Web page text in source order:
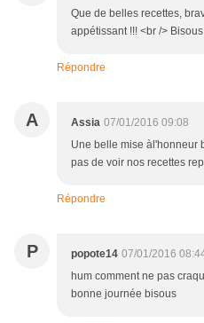
Que de belles recettes,
appétissant !!! <br /> Bisous
Répondre
A Assia 07/01/2016 09:08
Une belle mise àl'honneur
pas de voir nos recettes
Répondre
P popote14 07/01/2016
hum comment ne pas
bonne journée bisous